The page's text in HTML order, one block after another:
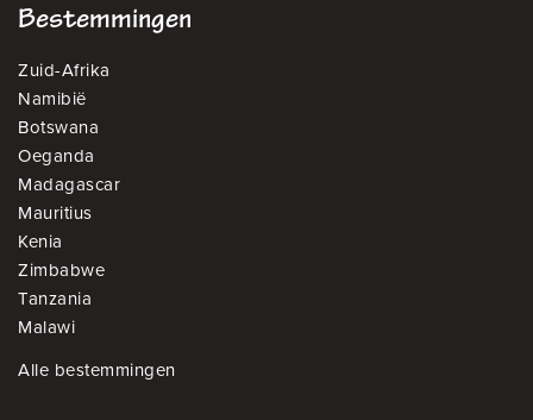
Bestemmingen
Zuid-Afrika
Namibië
Botswana
Oeganda
Madagascar
Mauritius
Kenia
Zimbabwe
Tanzania
Malawi
Alle bestemmingen